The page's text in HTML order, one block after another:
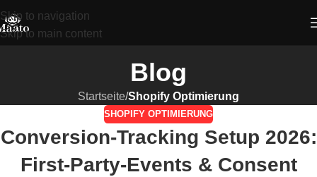
Skip to navigation
Skip to main content
Blog
Startseite/Shopify Optimierung
SHOPIFY OPTIMIERUNG
Conversion-Tracking Setup 2026:
First-Party-Events & Consent